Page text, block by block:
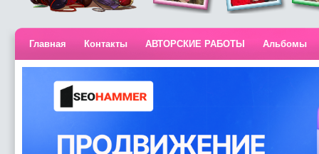
Главная Контакты АВТОРСКИЕ РАБОТЫ Альбомы